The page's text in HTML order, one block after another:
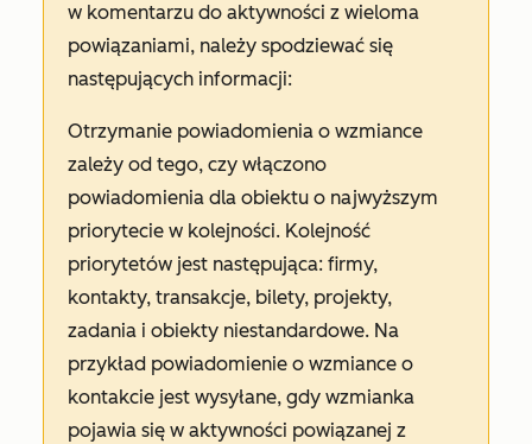
w komentarzu do aktywności z wieloma
powiązaniami, należy spodziewać się
następujących informacji:
Otrzymanie powiadomienia o wzmiance
zależy od tego, czy włączono
powiadomienia dla obiektu o najwyższym
priorytecie w kolejności. Kolejność
priorytetów jest następująca: firmy,
kontakty, transakcje, bilety, projekty,
zadania i obiekty niestandardowe. Na
przykład powiadomienie o wzmiance o
kontakcie jest wysyłane, gdy wzmianka
pojawia się w aktywności powiązanej z